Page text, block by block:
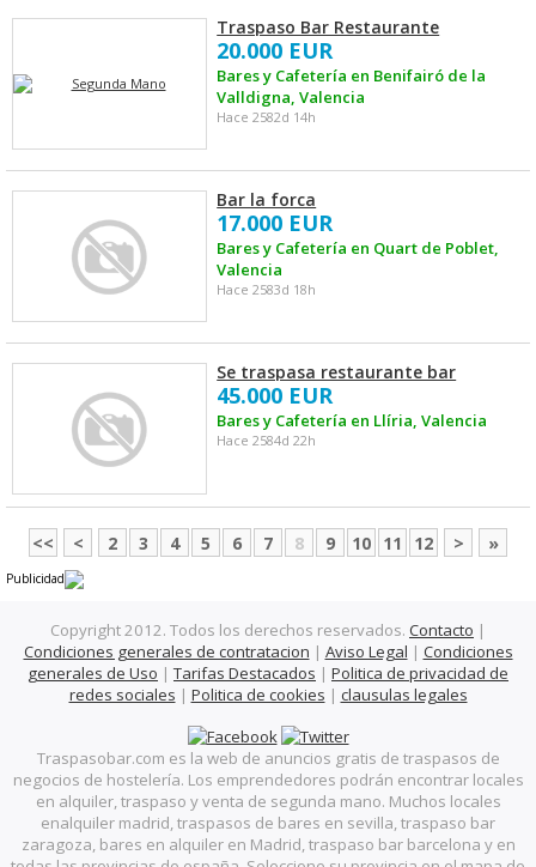
Traspaso Bar Restaurante
20.000 EUR
Bares y Cafetería en Benifairó de la
Valldigna, Valencia
Hace 2582d 14h
Bar la forca
17.000 EUR
Bares y Cafetería en Quart de Poblet,
Valencia
Hace 2583d 18h
Se traspasa restaurante bar
45.000 EUR
Bares y Cafetería en Llíria, Valencia
Hace 2584d 22h
<< < 2 3 4 5 6 7 8 9 10 11 12 > »
Publicidad
Copyright 2012. Todos los derechos reservados. Contacto |
Condiciones generales de contratacion | Aviso Legal | Condiciones
generales de Uso | Tarifas Destacados | Politica de privacidad de
redes sociales | Politica de cookies | clausulas legales
Traspasobar.com es la web de anuncios gratis de traspasos de
negocios de hostelería. Los emprendedores podrán encontrar locales
en alquiler, traspaso y venta de segunda mano. Muchos locales
enalquiler madrid, traspasos de bares en sevilla, traspaso bar
zaragoza, bares en alquiler en Madrid, traspaso bar barcelona y en